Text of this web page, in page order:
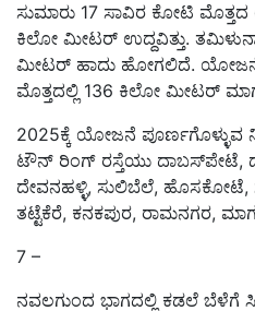
ಸುಮಾರು 17 ಸಾವಿರ ಕೋಟಿ
ಕಿಲೋ ಮೀಟರ್ ಉದ್ದವಿತ್ತು.
ಮೀಟರ್‌ ಹಾದು ಹೋಗಲಿದೆ.
ಮೊತ್ತದಲ್ಲಿ 136 ಕಿಲೋ ಮೀಟರ್‌
2025ಕ್ಕೆ ಯೋಜನೆ ಪೂರ್ಣಗೊಳ್ಳುವ
ಟೌನ್‌ ರಿಂಗ್‌ ರಸ್ತೆಯು ದಾಬಸ್‌ಪೇಟೆ,
ದೇವನಹಳ್ಳಿ, ಸುಲಿಬೆಲೆ, ಹೊಸಕೋಟೆ,
ತಟ್ಟೆಕೆರೆ, ಕನಕಪುರ, ರಾಮನಗರ,
7 –
ನವಲಗುಂದ ಭಾಗದಲ್ಲಿ ಕಡಲೆ ಬೆಳೆಗೆ